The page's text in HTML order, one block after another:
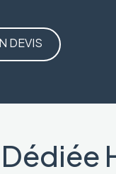
DEVIS